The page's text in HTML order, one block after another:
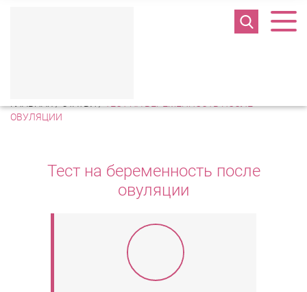
ОВУЛЯЦИИ
Тест на беременность после
овуляции